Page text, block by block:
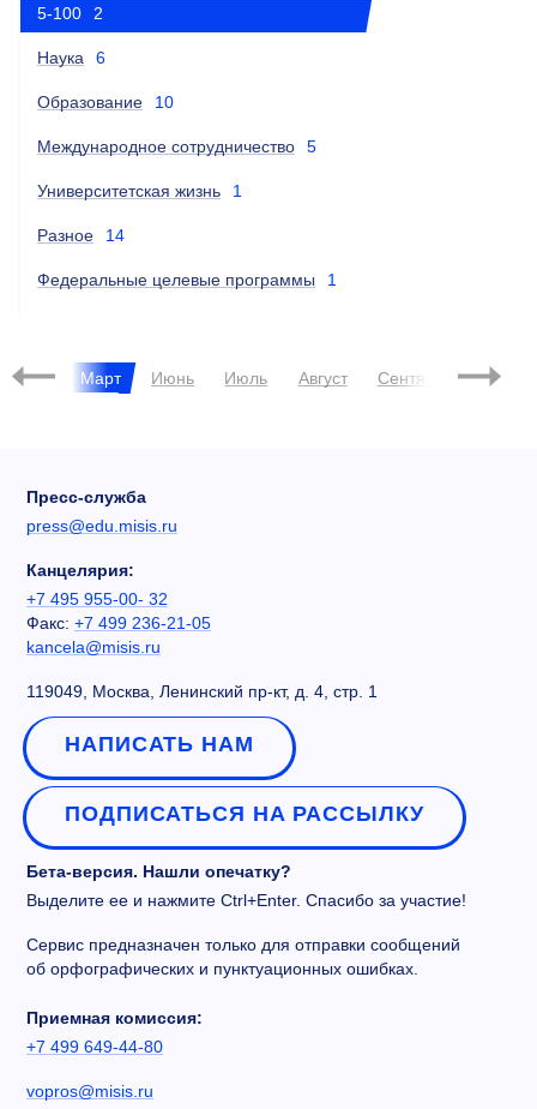
5-100 2
Наука 6
Образование 10
Международное сотрудничество 5
Университетская жизнь 1
Разное 14
Федеральные целевые программы 1
Март Июнь Июль Август Сентябрь
Пресс-служба
press@edu.misis.ru
Канцелярия:
+7 495 955-00- 32
Факс: +7 499 236-21-05
kancela@misis.ru
119049, Москва, Ленинский пр-кт, д. 4, стр. 1
НАПИСАТЬ НАМ
ПОДПИСАТЬСЯ НА РАССЫЛКУ
Бета-версия. Нашли опечатку?
Выделите ее и нажмите Ctrl+Enter. Спасибо за участие!
Сервис предназначен только для отправки сообщений
об орфографических и пунктуационных ошибках.
Приемная комиссия:
+7 499 649-44-80
vopros@misis.ru